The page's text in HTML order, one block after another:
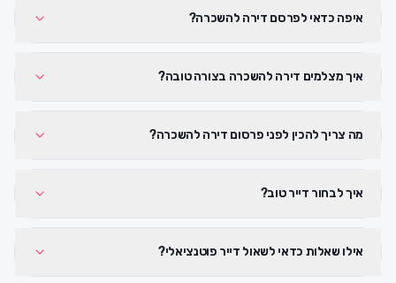
איפה כדאי לפרסם דירה להשכרה?
איך מצלמים דירה להשכרה בצורה טובה?
מה צריך להכין לפני פרסום דירה להשכרה?
איך לבחור דייר טוב?
אילו שאלות כדאי לשאול דייר פוטנציאלי?